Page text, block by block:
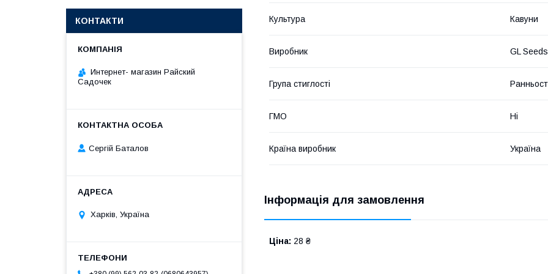
Культура Кавуни
Виробник GL Seeds
Група стиглості
ГМО Ні
Країна виробник Україна
Інформація для замовлення
Ціна: 28 ₴
КОНТАКТИ
Интернет- магазин Райский
Садочек
Сергій Баталов
Харків, Україна